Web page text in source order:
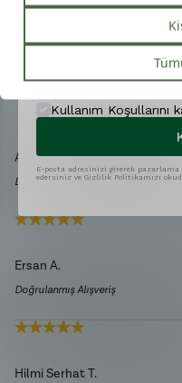
Atilaş.
Doğrulanmış Alışveriş
Merhabalar 👋,
de yer
Herhangi bir
Ersan A.
Doğrulanmış Alışveriş
Hilmi SerhatT.
Telefon
Kullanım Koşullarını
E-posta adresinizi girerek
edersiniz ve Gizlilik Politikamızı